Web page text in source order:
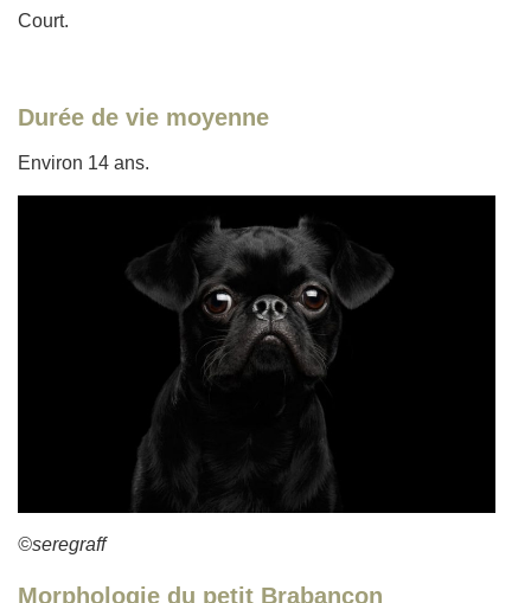
Court.
Durée de vie moyenne
Environ 14 ans.
©seregraff
Morphologie du petit Brabançon